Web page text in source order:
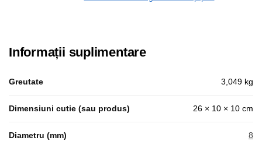
Informații suplimentare
Greutate 3,049 kg
Dimensiuni cutie (sau produs) 26 × 10 × 10 cm
Diametru (mm) 8